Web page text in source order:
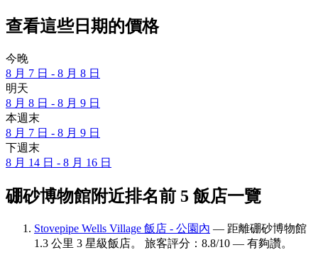
查看這些日期的價格
今晚
8 月 7 日 - 8 月 8 日
明天
8 月 8 日 - 8 月 9 日
本週末
8 月 7 日 - 8 月 9 日
下週末
8 月 14 日 - 8 月 16 日
硼砂博物館附近排名前 5 飯店一覽
Stovepipe Wells Village 飯店 - 公園內 — 距離硼砂博物館
1.3 公里 3 星級飯店。 旅客評分：8.8/10 — 有夠讚。